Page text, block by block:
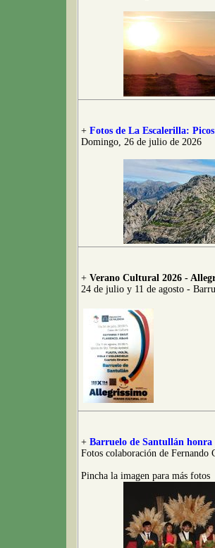
+ Fotos de La Escalerilla:
Domingo, 26 de julio de 2026
+ Verano Cultural 2026 -
24 de julio y 11 de agosto -
+ Barruelo de Santullán honra
Fotos colaboración de Fernando
Pincha la imagen para más fotos